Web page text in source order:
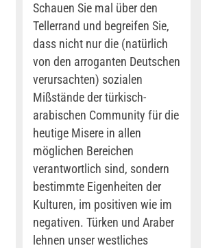
Schauen Sie mal über den
Tellerrand und begreifen Sie,
dass nicht nur die (natürlich
von den arroganten Deutschen
verursachten) sozialen
Mißstände der türkisch-
arabischen Community für die
heutige Misere in allen
möglichen Bereichen
verantwortlich sind, sondern
bestimmte Eigenheiten der
Kulturen, im positiven wie im
negativen. Türken und Araber
lehnen unser westliches